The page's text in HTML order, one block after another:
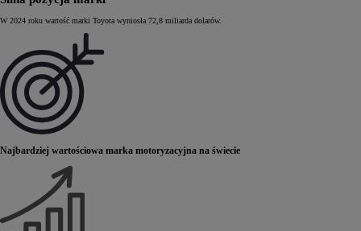
W 2024 roku wartość marki Toyota wyniosła 72,8 miliarda dolarów.
Najbardziej wartościowa marka motoryzacyjna na świecie